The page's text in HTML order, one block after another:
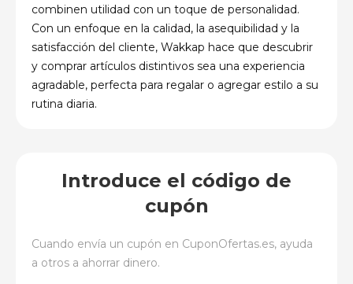
combinen utilidad con un toque de personalidad.
Con un enfoque en la calidad, la asequibilidad y la
satisfacción del cliente, Wakkap hace que descubrir
y comprar artículos distintivos sea una experiencia
agradable, perfecta para regalar o agregar estilo a su
rutina diaria.
Introduce el código de
cupón
Cuando envía un cupón en CuponOfertas.es, ayuda
a otros a ahorrar dinero.